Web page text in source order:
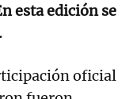
esta edición se
oficial